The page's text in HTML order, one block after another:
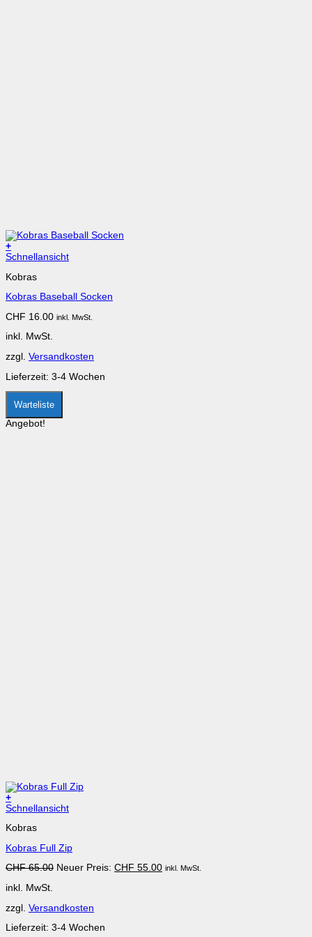
+
Dieses
weist
Varianten
Die
können
der
Produktseite
gewählt
werden
Schnellansicht
Kobras
Kobras Baseball Socken
CHF 16.00 inkl. MwSt.
inkl. MwSt.
zzgl. Versandkosten
Lieferzeit: 3-4 Wochen
Warteliste
Angebot!
+
Dieses
weist
Varianten
Die
können
der
Produktseite
gewählt
Schnellansicht
Kobras
Kobras Full Zip
CHF65.00 Ursprünglicher
Neuer Preis: CHF 55.00Aktueller
inkl. MwSt.
inkl. MwSt.
zzgl. Versandkosten
Lieferzeit: 3-4 Wochen